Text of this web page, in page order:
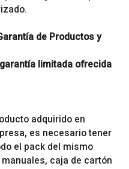
de Productos y
limitada ofrecida
adquirido en
es necesario tener
el pack del mismo
caja de cartón